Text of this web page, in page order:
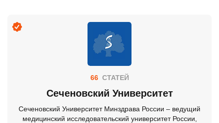
Сеченовский Университет
66 СТАТЕЙ
Сеченовский Университет Минздрава России – ведущий
медицинский исследовательский университет России,